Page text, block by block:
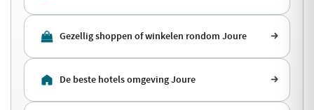
Gezellig shoppen of winkelen rondom Joure
De beste hotels omgeving Joure